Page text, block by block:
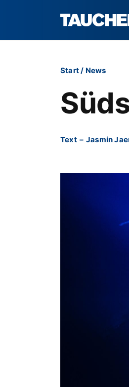
Start/ News
Text – Jasmin